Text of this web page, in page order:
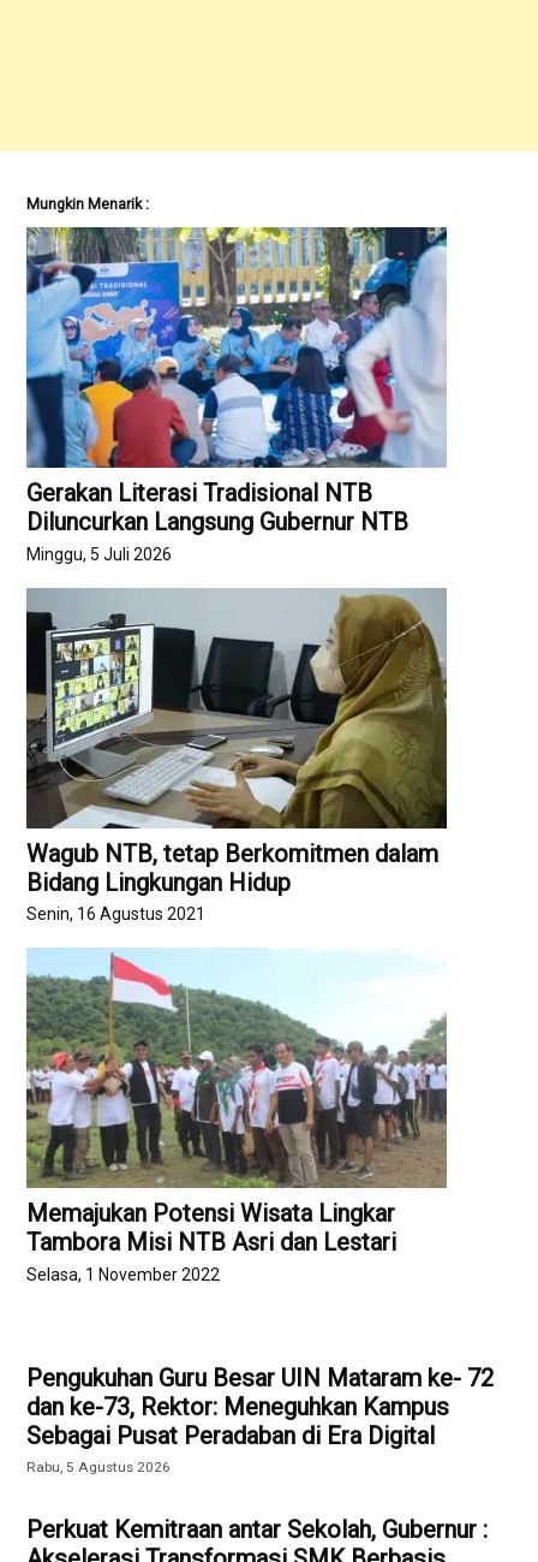
Mungkin Menarik :
Gerakan Literasi Tradisional NTB
Diluncurkan Langsung Gubernur NTB
Minggu, 5 Juli 2026
Wagub NTB, tetap Berkomitmen dalam
Bidang Lingkungan Hidup
Senin, 16 Agustus 2021
Memajukan Potensi Wisata Lingkar
Tambora Misi NTB Asri dan Lestari
Selasa, 1 November 2022
Pengukuhan Guru Besar UIN Mataram ke- 72
dan ke-73, Rektor: Meneguhkan Kampus
Sebagai Pusat Peradaban di Era Digital
Rabu, 5 Agustus 2026
Perkuat Kemitraan antar Sekolah, Gubernur :